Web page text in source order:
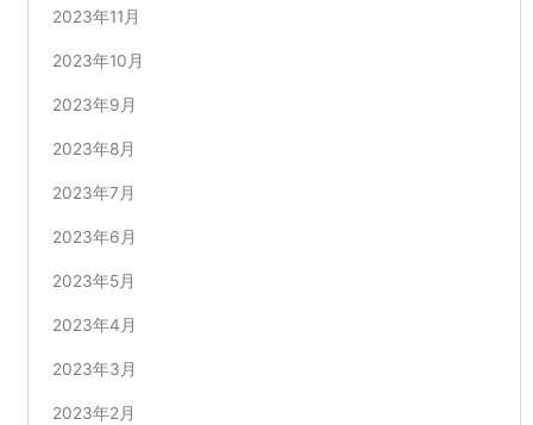
2023年11月
2023年10月
2023年9月
2023年8月
2023年7月
2023年6月
2023年5月
2023年4月
2023年3月
2023年2月